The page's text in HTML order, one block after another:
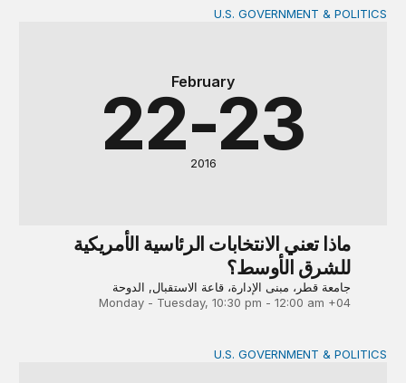
ماذا تعني الانتخابات الرئاسية الأمريكية للشرق الأوسط؟
February
22-23
2016
U.S. GOVERNMENT & POLITICS
ماذا تعني الانتخابات الرئاسية الأمريكية
للشرق الأوسط؟
جامعة قطر، مبنى الإدارة، قاعة الاستقبال, الدوحة
Monday - Tuesday, 10:30 pm - 12:00 am +04
الانتخابات الأمريكية 2016 وتأثيرها على منطقة الشرق الأوسط
U.S. GOVERNMENT & POLITICS